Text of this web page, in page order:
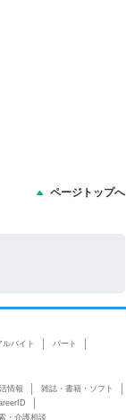
ページトップへ
ルバイト
パート
情報
雑誌・書籍・ソフト
・介護相談